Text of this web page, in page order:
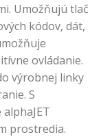
Umožňujú tlač
kódov, dát,
ovládanie.
výrobnej linky
S
prostredia.